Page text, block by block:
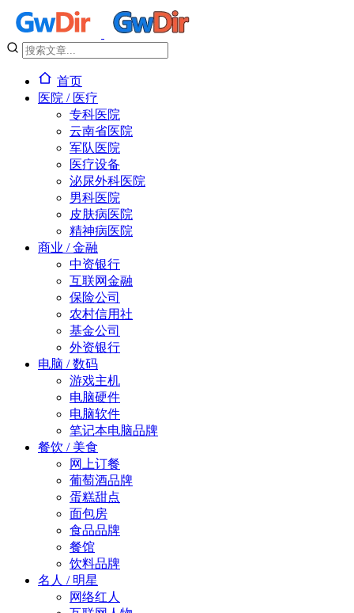
首页
医院 / 医疗
专科医院
云南省医院
军队医院
医疗设备
泌尿外科医院
男科医院
皮肤病医院
精神病医院
商业 / 金融
中资银行
互联网金融
保险公司
农村信用社
基金公司
外资银行
电脑 / 数码
游戏主机
电脑硬件
电脑软件
笔记本电脑品牌
餐饮 / 美食
网上订餐
葡萄酒品牌
蛋糕甜点
面包房
食品品牌
餐馆
饮料品牌
名人 / 明星
网络红人